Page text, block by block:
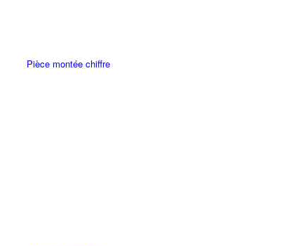
Pièce montée chiffre